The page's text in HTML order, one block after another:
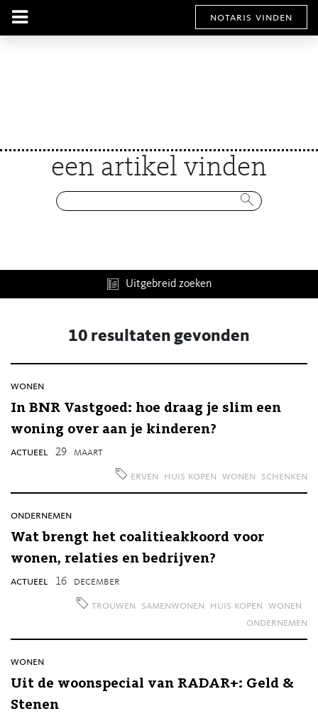
notaris vinden
een artikel vinden
Uitgebreid zoeken
10 resultaten gevonden
wonen
In BNR Vastgoed: hoe draag je slim een
woning over aan je kinderen?
actueel 29 maart
erven huis kopen wonen schenken
ondernemen
Wat brengt het coalitieakkoord voor
wonen, relaties en bedrijven?
actueel 16 december
trouwen samenwonen huis kopen wonen
ondernemen
wonen
Uit de woonspecial van RADAR+: Geld &
Stenen